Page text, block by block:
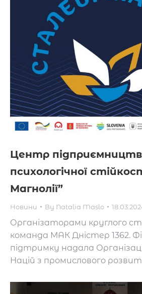
Центр
психологічної
Магнолії”
Новини By Natalia Maslo
Організаторами круглого
команда МАК Дністер 1362.
підтримку надала
Націй з промислового